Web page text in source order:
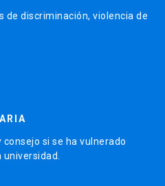
de discriminación, violencia de
si se ha vulnerado
universidad.